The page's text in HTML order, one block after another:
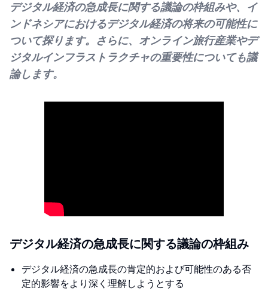
デジタル経済の急成長に関する議論の枠組みや、イ
ンドネシアにおけるデジタル経済の将来の可能性に
ついて探ります。さらに、オンライン旅行産業やデ
ジタルインフラストラクチャの重要性についても議
論します。
デジタル経済の急成長に関する議論の枠組み
デジタル経済の急成長の肯定的および可能性のある否
定的影響をより深く理解しようとする